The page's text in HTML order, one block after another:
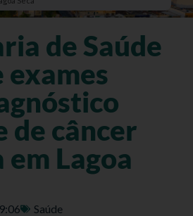
de Saúde
exames
de câncer
em Lagoa
Saúde